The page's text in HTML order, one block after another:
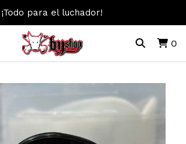
¡Todo para el luchador!
0